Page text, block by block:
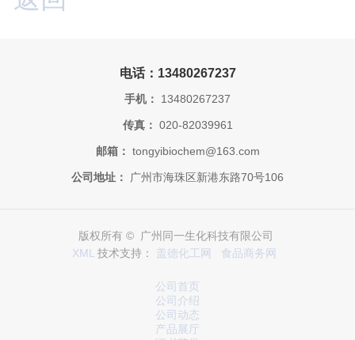
电话：13480267237
手机： 13480267237
传真： 020-82039961
邮箱： tongyibiochem@163.com
公司地址： 广州市海珠区新港东路70号106
版权所有 © 广州同一生化科技有限公司
XML 技术支持： 盖德化工网 食品商务网
公司首页
公司介绍
公司动态
产品展厅